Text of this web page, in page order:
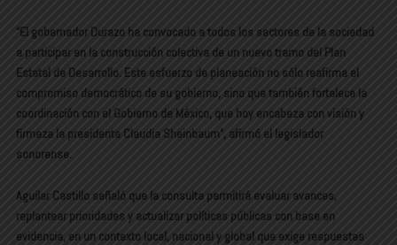
“El gobernador Durazo ha convocado a todos los sectores de la sociedad
a participar en la construcción colectiva de un nuevo tramo del Plan
Estatal de Desarrollo. Este esfuerzo de planeación no sólo reafirma el
compromiso democrático de su gobierno, sino que también fortalece la
coordinación con el Gobierno de México, que hoy encabeza con visión y
firmeza la presidenta Claudia Sheinbaum”, afirmó el legislador
sonorense.
Aguilar Castillo señaló que la consulta permitirá evaluar avances,
replantear prioridades y actualizar políticas públicas con base en
evidencia, en un contexto local, nacional y global que exige respuestas